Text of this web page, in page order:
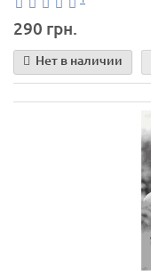
290 грн.
Нет в наличии